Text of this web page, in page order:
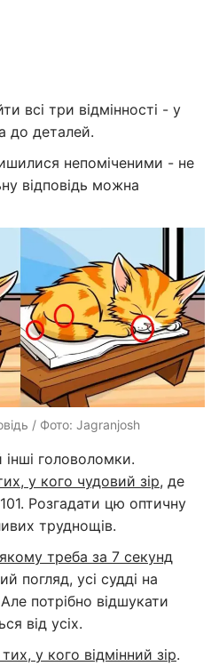
всі три відмінності - у
до деталей.
непоміченими - не
відповідь можна
/ Фото: Jagranjosh
головоломки.
у кого чудовий зір, де
Розгадати цю оптичну
труднощів.
треба за 7 секунд
погляд, усі судді на
потрібно відшукати
від усіх.
у кого відмінний зір.